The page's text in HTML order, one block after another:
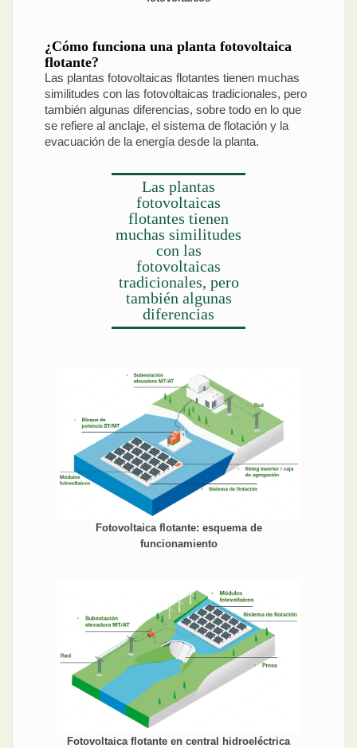
¿Cómo funciona una planta fotovoltaica
flotante?
Las plantas fotovoltaicas flotantes tienen muchas
similitudes con las fotovoltaicas tradicionales, pero
también algunas diferencias, sobre todo en lo que
se refiere al anclaje, el sistema de flotación y la
evacuación de la energía desde la planta.
Las plantas
fotovoltaicas
flotantes tienen
muchas similitudes
con las
fotovoltaicas
tradicionales, pero
también algunas
diferencias
Fotovoltaica flotante: esquema de
funcionamiento
Fotovoltaica flotante en central hidroeléctrica